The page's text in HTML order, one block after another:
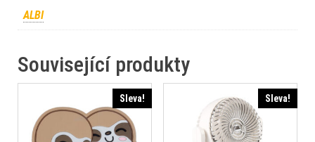
ALBI
Související produkty
Sleva! Sleva!